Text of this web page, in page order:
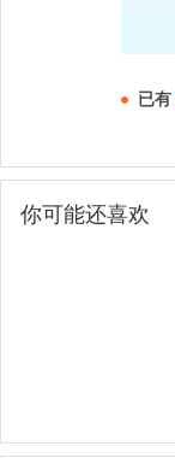
已有
你可能还喜欢